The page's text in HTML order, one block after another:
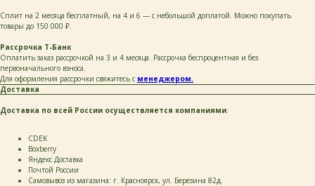
Сплит на 2 месяца бесплатный, на 4 и 6 — с небольшой доплатой. Можно покупать
товары до 150 000 ₽.
Рассрочка Т-Банк
Оплатить заказ рассрочкой на 3 и 4 месяца. Рассрочка беспроцентная и без
первоначального взноса.
Для оформления рассрочки свяжитесь с менеджером.
Доставка
Доставка по всей России осуществляется компаниями:
СDEK
Boxberry
Яндекс Доставка
Почтой России
Самовывоз из магазина: г. Красноярск, ул. Березина 82д.
+7
написать
Нажимая на кнопку «Написать», я даю согласие
с её положением